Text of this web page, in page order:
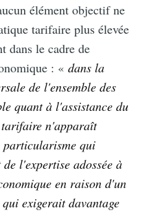
élément objectif ne
tarifaire plus élevée
dans le cadre de
: «dans la
de l'ensemble des
quant à l'assistance du
n'apparaît
particularisme qui
l'expertise adossée à
en raison d'un
exigerait davantage